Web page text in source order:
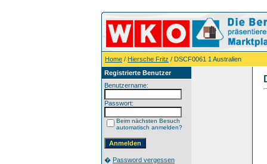
Home / Hiersche Fritz / DSCF0061 1 Australien
Registrierte Benutzer
Benutzername:
Passwort:
Beim nächsten Besuch
automatisch anmelden?
� Password vergessen